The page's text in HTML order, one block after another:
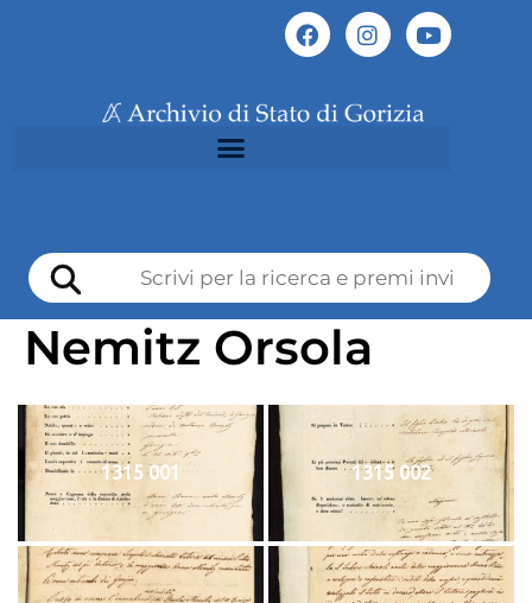
Nemitz Orsola
1315 001 1315 002